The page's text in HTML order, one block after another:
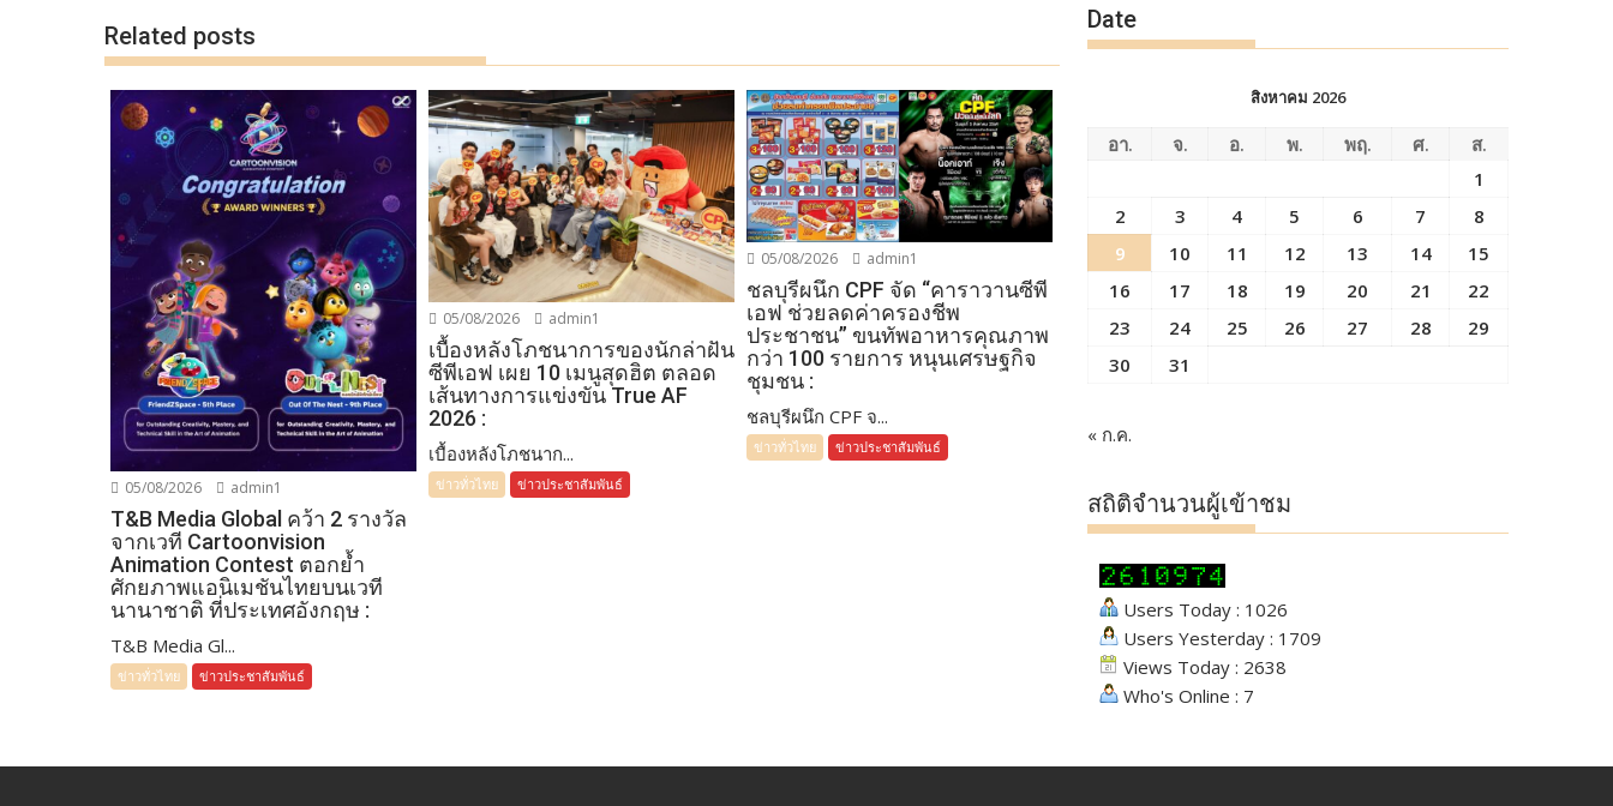
k k
Related posts
05/08/2026 admin1
T&B Media Global คว้า 2 รางวัล
จากเวที Cartoonvision
Animation Contest ตอกย้ำ
ศักยภาพแอนิเมชันไทยบนเวที
นานาชาติ ที่ประเทศอังกฤษ :
T&B Media Gl...
ข่าวทั่วไทย ข่าวประชาสัมพันธ์
05/08/2026 admin1
เบื้องหลังโภชนาการของนักล่าฝัน
ซีพีเอฟ เผย 10 เมนูสุดฮิต ตลอด
เส้นทางการแข่งขัน True AF
2026 :
เบื้องหลังโภชนาก...
ข่าวทั่วไทย ข่าวประชาสัมพันธ์
05/08/2026 admin1
ชลบุรีผนึก CPF จัด “คาราวานซีพี
เอฟ ช่วยลดค่าครองชีพ
ประชาชน” ขนทัพอาหารคุณภาพ
กว่า 100 รายการ หนุนเศรษฐกิจ
ชุมชน :
ชลบุรีผนึก CPF จ...
ข่าวทั่วไทย ข่าวประชาสัมพันธ์
Date
สิงหาคม 2026
อา. จ. อ. พ. พฤ. ศ.
ส.
1
2
3 4 5 6 7
8
9
10 11 12 13 14
15
16
17 18 19 20 21
22
23
24 25 26 27 28
29
30
31
« ก.ค.
สถิติจำนวนผู้เข้าชม
Users Today : 1026
Users Yesterday : 1709
Views Today : 2638
Who's Online : 7